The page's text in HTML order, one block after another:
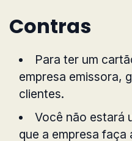
Contras
Para ter um
empresa emissora,
clientes.
Você não estará
que a empresa